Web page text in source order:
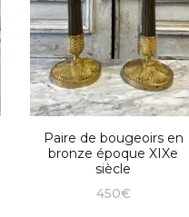
Paire de bougeoirs en
bronze époque XIXe
siècle
450€